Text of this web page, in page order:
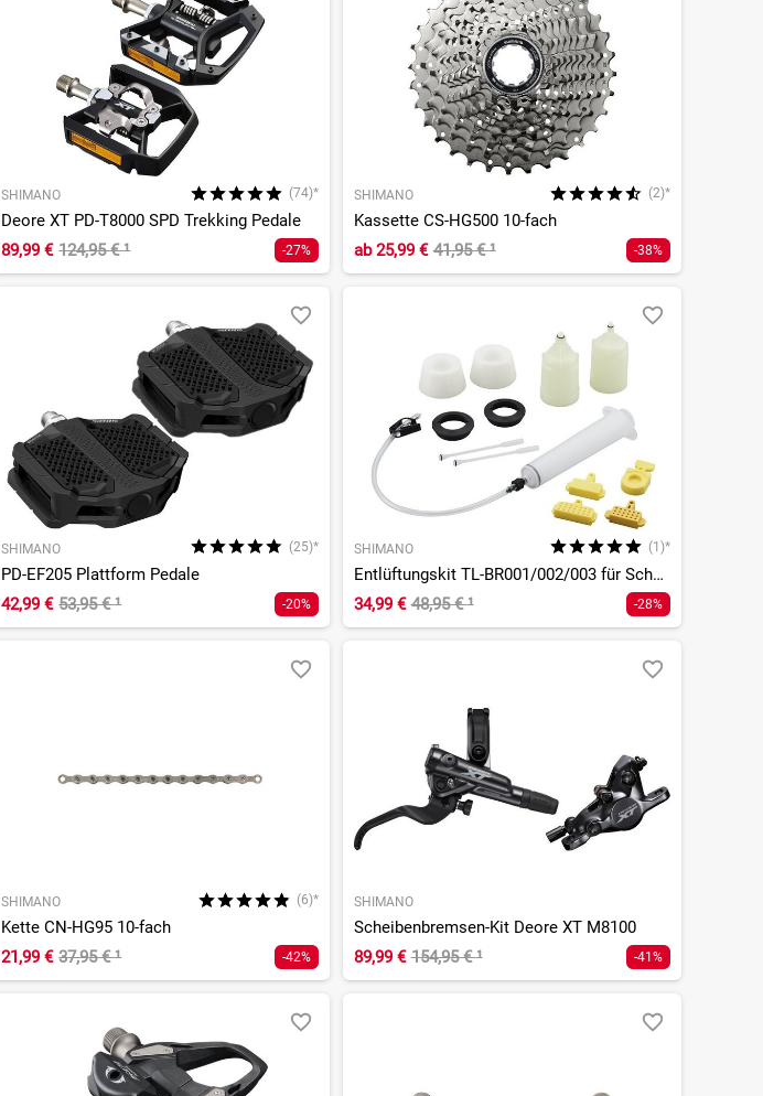
SHIMANO (74)*
Deore XT PD-T8000 SPD Trekking Pedale
89,99 € 124,95 €¹ -27%
SHIMANO (2)*
Kassette CS-HG500 10-fach
ab25,99 € 41,95 €¹ -38%
SHIMANO (25)*
PD-EF205 Plattform Pedale
42,99 € 53,95 €¹ -20%
SHIMANO (1)*
Entlüftungskit TL-BR001/002/003 für Scheibenbremsen
34,99 € 48,95 €¹ -28%
SHIMANO (6)*
Kette CN-HG95 10-fach
21,99 € 37,95 €¹ -42%
SHIMANO
Scheibenbremsen-Kit Deore XT M8100
89,99 € 154,95 €¹ -41%